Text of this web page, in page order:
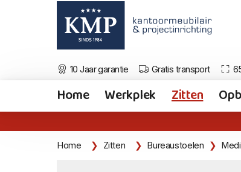
10 Jaar garantie Gratis transport
Home Werkplek Zitten
Home Zitten Bureaustoelen